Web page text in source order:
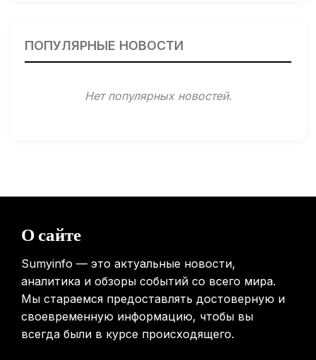
31.01.2026
мобильных телефонов на здоровье
перемещаться между этажами
ПОПУЛЯРНЫЕ НОВОСТИ
Нет популярных новостей.
О сайте
Sumyinfo — это актуальные новости,
аналитика и обзоры событий со всего мира.
Мы стараемся предоставлять достоверную и
своевременную информацию, чтобы вы
всегда были в курсе происходящего.